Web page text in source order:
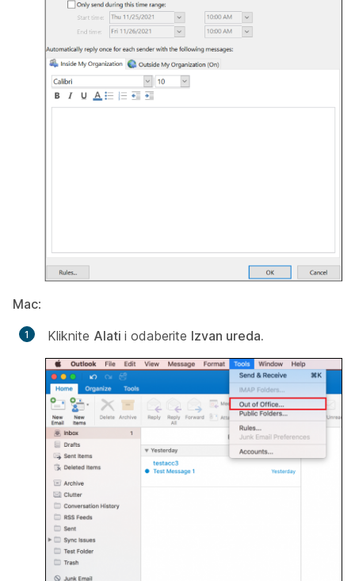
Mac:
Kliknite Alati i odaberite Izvan ureda.